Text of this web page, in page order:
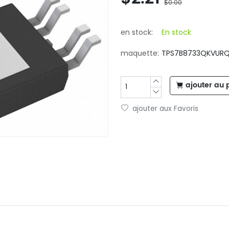
$0.00
en stock: En stock
maquette:
ajouter au
ajouter aux Favoris